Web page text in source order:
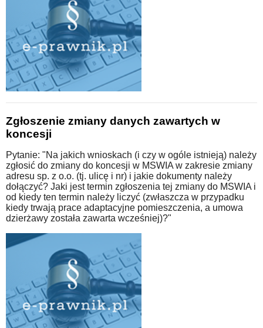
Zgłoszenie zmiany danych zawartych w
koncesji
Pytanie: "Na jakich wnioskach (i czy w ogóle istnieją) należy
zgłosić do zmiany do koncesji w MSWIA w zakresie zmiany
adresu sp. z o.o. (tj. ulicę i nr) i jakie dokumenty należy
dołączyć? Jaki jest termin zgłoszenia tej zmiany do MSWIA i
od kiedy ten termin należy liczyć (zwłaszcza w przypadku
kiedy trwają prace adaptacyjne pomieszczenia, a umowa
dzierżawy została zawarta wcześniej)?"